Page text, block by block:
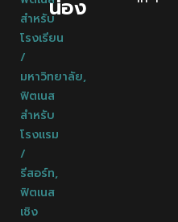
สำหรับ
โรงเรียน
/
มหาวิทยาลัย,
ฟิตเนส
สำหรับ
โรงแรม
/
รีสอร์ท,
ฟิตเนส
เชิง
น่อง